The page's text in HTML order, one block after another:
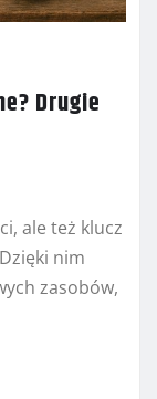
Drugie
ale też klucz
nim
zasobów,